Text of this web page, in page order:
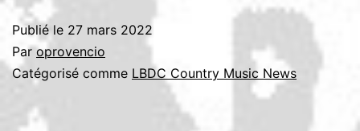
Publié le 27 mars 2022
Par oprovencio
Catégorisé comme LBDC Country Music News